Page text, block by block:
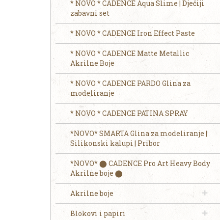
* NOVO * CADENCE Aqua Slime | Dječiji
zabavni set
* NOVO * CADENCE Iron Effect Paste
* NOVO * CADENCE Matte Metallic
Akrilne Boje
* NOVO * CADENCE PARDO Glina za
modeliranje
* NOVO * CADENCE PATINA SPRAY
*NOVO* SMARTA Glina za modeliranje |
Silikonski kalupi | Pribor
*NOVO* ⬤ CADENCE Pro Art Heavy Body
Akrilne boje ⬤
Akrilne boje
Blokovi i papiri